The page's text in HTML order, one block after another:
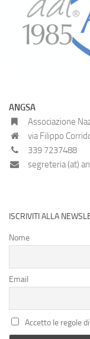
ANGSA
Associazione
via Filippo
339 7237488
segreteria (at)
ISCRIVITI ALLA
Nome
Email
Accetto le regole